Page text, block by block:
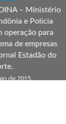
– Ministério
e Polícia
operação para
de empresas
Estadão do
de 2015